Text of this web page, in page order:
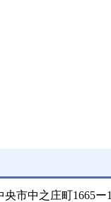
市中之庄町1665ー1